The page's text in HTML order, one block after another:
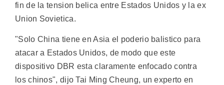
fin de la tension belica entre Estados Unidos y la ex
Union Sovietica.
"Solo China tiene en Asia el poderio balistico para
atacar a Estados Unidos, de modo que este
dispositivo DBR esta claramente enfocado contra
los chinos", dijo Tai Ming Cheung, un experto en